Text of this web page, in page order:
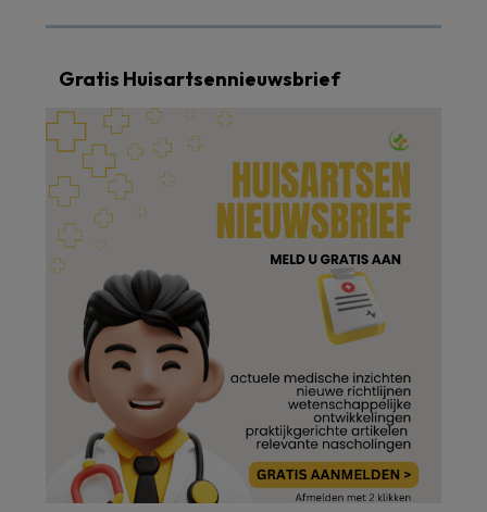
Gratis Huisartsennieuwsbrief